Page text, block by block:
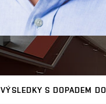
VÝSLEDKY S DOPADEM